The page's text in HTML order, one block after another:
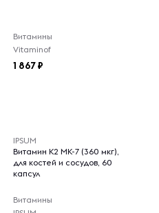
Витамины
Vitaminof
1 867
IPSUM
Витамин К2 МК-7 (360 мкг),
для костей и сосудов, 60
капсул
Витамины